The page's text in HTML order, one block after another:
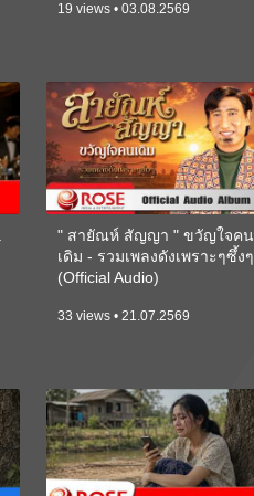
19 views • 03.08.2569
" สายัณห์ สัญญา " ขวัญใจคน
เดิม - รวมเพลงดังเพราะๆซึ้งๆ
(Official Audio)
33 views • 21.07.2569